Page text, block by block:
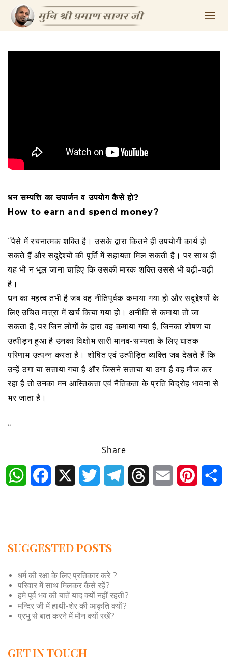
धन सम्पत्ति का उपार्जन व उपयोग कैसे हो?
How to earn and spend money?
“पैसे में रचनात्मक शक्ति है। उसके द्वारा कितने ही उपयोगी कार्य हो
सकते हैं और सदुद्देश्यों की पूर्ति में सहायता मिल सकती है। पर साथ ही
यह भी न भूल जाना चाहिए कि उसकी मारक शक्ति उससे भी बढ़ी-चढ़ी
है।
धन का महत्व तभी है जब वह नीतिपूर्वक कमाया गया हो और सदुद्देश्यों के
लिए उचित मात्रा में खर्च किया गया हो। अनीति से कमाया तो जा
सकता है, पर जिन लोगों के द्वारा वह कमाया गया है, जिनका शोषण या
उत्पीड़न हुआ है उनका विक्षोभ सारी मानव-सभ्यता के लिए घातक
परिणाम उत्पन्न करता है। शोषित एवं उत्पीड़ित व्यक्ति जब देखते हैं कि
उन्हें ठगा या सताया गया है और जिसने सताया या ठगा है वह मौज कर
रहा है तो उनका मन आस्तिकता एवं नैतिकता के प्रति विद्रोह भावना से
भर जाता है।
“
Share
WhatsAppFacebook Twitter TelegramThreadsEmail
SUGGESTED POSTS
धर्म की रक्षा के लिए प्रतिकार करे ?
परिवार में साथ मिलकर कैसे रहें?
हमे पूर्व भव की बातें याद क्यों नहीं रहती?
मन्दिर जी में हाथी-शेर की आकृति क्यों?
प्रभु से बात करने में मौन क्यों रखें?
GET IN TOUCH